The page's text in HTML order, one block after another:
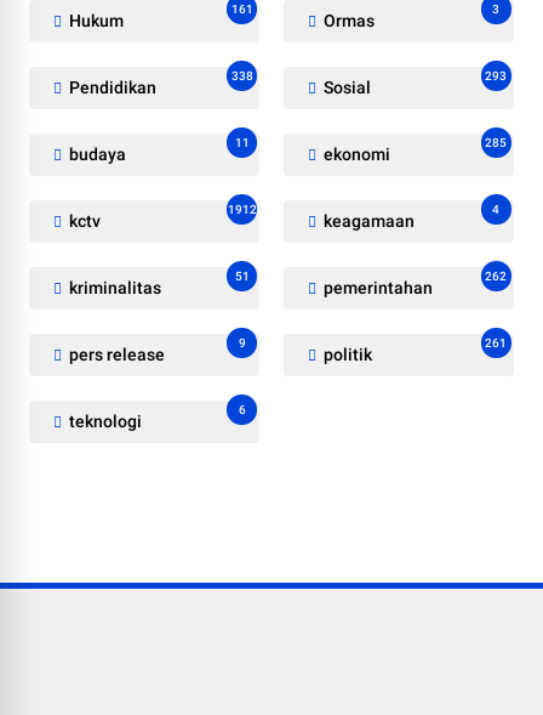
Hukum
161
Ormas
3
Pendidikan
338
Sosial
293
budaya
11
ekonomi
285
kctv
1912
keagamaan
4
kriminalitas
51
pemerintahan
262
pers release
9
politik
261
teknologi
6